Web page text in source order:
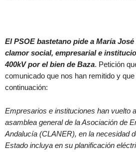
El PSOE bastetano pide a María
clamor social, empresarial e
400kV por el bien de Baza. Petición
comunicado que nos han remitido y
continuación:
Empresarios e instituciones han vuelto
asamblea general de la Asociación de
Andalucía (CLANER), en la necesidad
Estado incluya en su planificación